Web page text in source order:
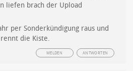
liefen brach der Upload
per Sonderkündigung raus und
die Kiste.
ANTWORTEN
MELDEN